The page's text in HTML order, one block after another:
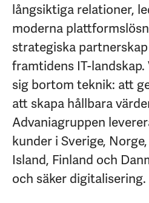
långsiktiga relationer,
moderna
strategiska
framtidens IT-
sig bortom teknik: att
att skapa hållbara
Advaniagruppen
kunder i Sverige,
Island, Finland och
och säker digitalisering.